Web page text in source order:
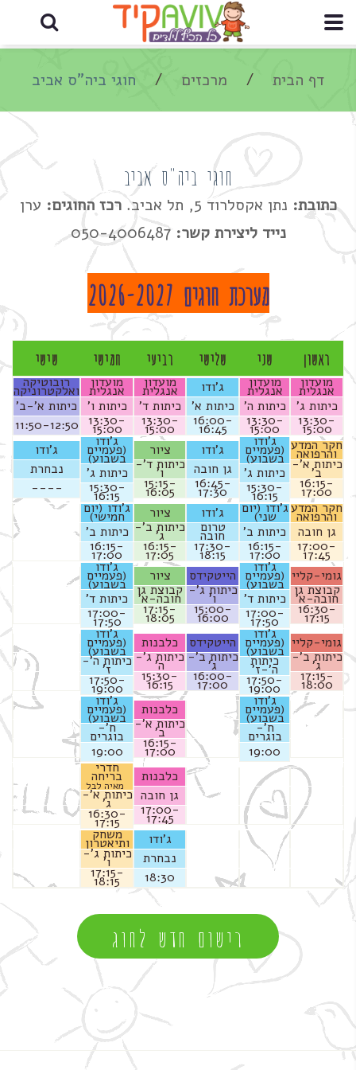
דף הבית מרכזים חוגי ביה"ס אביב
חוגי ביה"ס אביב
כתובת: נתן אקסלרוד 5, תל אביב. רכז החוגים: ערן
נייד ליצירת קשר: 050-4006487
מערכת חוגים 2026-2027
ראשון שני שלישי רביעי חמישי שישי
מועדון
אנגלית
כיתות ג'
13:30-
15:00
מועדון
אנגלית
כיתות ה'
13:30-
15:00
ג'ודו
כיתות א'
16:00-
16:45
מועדון
אנגלית
כיתות ד'
13:30-
15:00
מועדון
אנגלית
כיתות ו'
13:30-
15:00
רובוטיקה
ואלקטרוניקה
כיתות א'-ב'
11:50-12:50
חקר המדע
והרפואה
כיתות א'-
ב'
16:15-
17:00
ג'ודו
(פעמיים
בשבוע)
כיתות ג'
15:30-
16:15
ג'ודו
גן חובה
16:45-
17:30
ציור
כיתות ד'-
ו'
15:15-
16:05
ג'ודו
(פעמיים
בשבוע)
כיתות ג'
15:30-
16:15
ג'ודו
נבחרת
----
חקר המדע
והרפואה
גן חובה
17:00-
17:45
ג'ודו (יום
שני)
כיתות ב'
16:15-
17:00
ג'ודו
טרום
חובה
17:30-
18:15
ציור
כיתות ב'-
ג'
16:15-
17:05
ג'ודו (יום
חמישי)
כיתות ב'
16:15-
17:00
גומי-קליי
קבוצת גן
חובה-א'
16:30-
17:15
ג'ודו
(פעמיים
בשבוע)
כיתות ד'
17:00-
17:50
הייטקידס
כיתות ג'-
ו'
15:00-
16:00
ציור
קבוצת גן
חובה-א'
17:15-
18:05
ג'ודו
(פעמיים
בשבוע)
כיתות ד'
17:00-
17:50
גומי-קליי
כיתות ב'-
ג'
17:15-
18:00
ג'ודו
(פעמיים
בשבוע)
כיתות
ה'-ז'
17:50-
19:00
הייטקידס
כיתות ב'-
ג'
16:00-
17:00
כלבנות
כיתות ג'-
ה'
15:30-
16:15
ג'ודו
(פעמיים
בשבוע)
כיתות ה'-
ז'
17:50-
19:00
ג'ודו
(פעמיים
בשבוע)
ח'-
בוגרים
19:00
כלבנות
כיתות א'-
ב'
16:15-
17:00
ג'ודו
(פעמיים
בשבוע)
ח'-
בוגרים
19:00
כלבנות
גן חובה
17:00-
17:45
חדרי
בריחה
מאיה לבל
כיתות א'-
ג'
16:30-
17:15
ג'ודו
נבחרת
18:30
משחק
ותיאטרון
כיתות ג'-
ו'
17:15-
18:15
רישום חדש לחוג